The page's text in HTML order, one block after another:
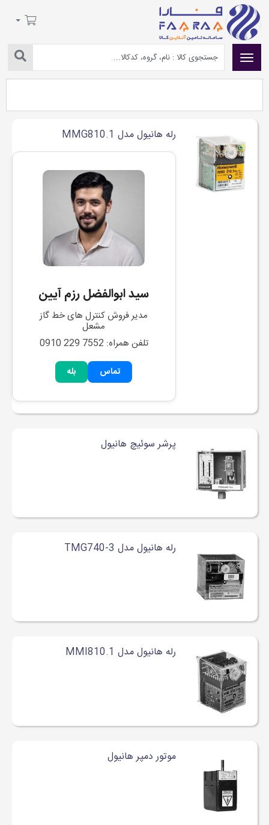
رله هانیول مدل MMG810.1
سید ابوالفضل رزم آیین
مدیر فروش کنترل های خط گاز
مشعل
تلفن همراه: 0910 229 7552
تماس بله
پرشر سوئیچ هانیول
رله هانیول مدل TMG740-3
رله هانیول مدل MMI810.1
موتور دمپر هانیول